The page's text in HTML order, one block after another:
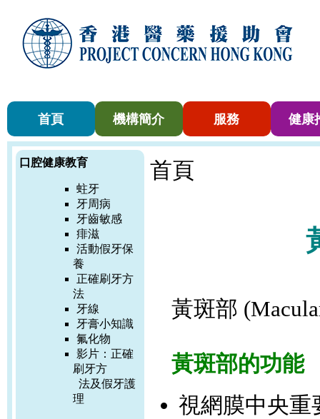
首頁 機構簡介 服務 健康
口腔健康教育
蛀牙
牙周病
牙齒敏感
痱滋
活動假牙保
養
正確刷牙方
法
牙線
牙膏小知識
氟化物
影片： 正確
刷牙方
法及假牙護
理
首頁
黃斑部
黃斑部的功能
視網膜中央重